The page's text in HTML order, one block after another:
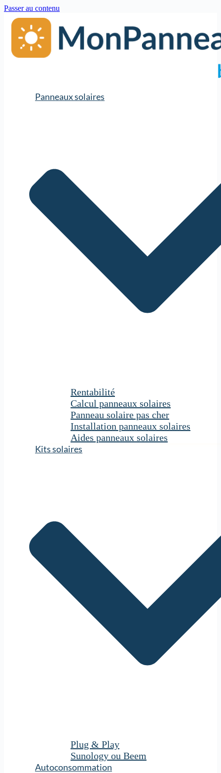
Passer au contenu
Panneaux solaires
Rentabilité
Calcul panneaux solaires
Panneau solaire pas cher
Installation panneaux solaires
Aides panneaux solaires
Kits solaires
Plug & Play
Sunology ou Beem
Autoconsommation